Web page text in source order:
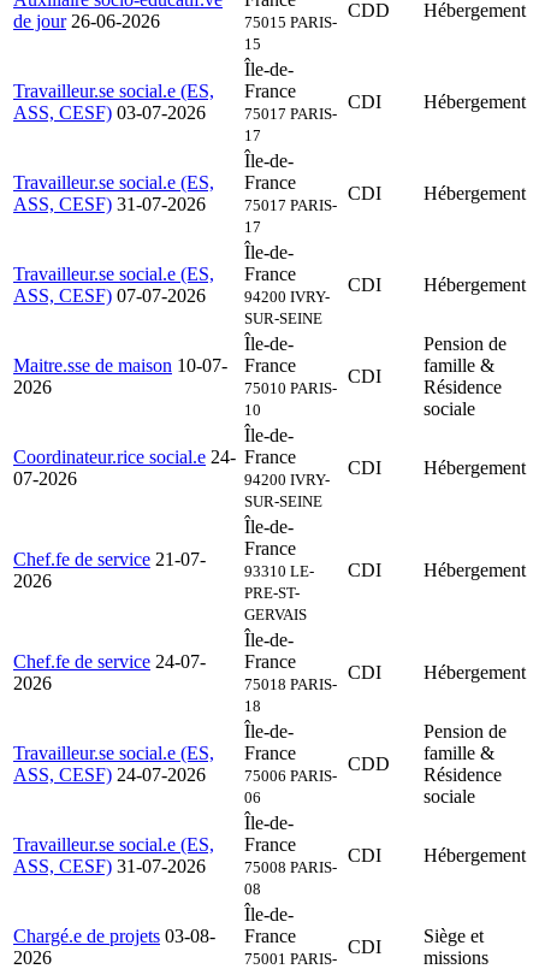
de jour 26-06-2026
75015 PARIS-
15
CDD Hébergement
Travailleur.se social.e (ES,
ASS, CESF) 03-07-2026
Île-de-
France
75017 PARIS-
17
CDI Hébergement
Travailleur.se social.e (ES,
ASS, CESF) 31-07-2026
Île-de-
France
75017 PARIS-
17
CDI Hébergement
Travailleur.se social.e (ES,
ASS, CESF) 07-07-2026
Île-de-
France
94200 IVRY-
SUR-SEINE
CDI Hébergement
Maitre.sse de maison 10-07-
2026
Île-de-
France
75010 PARIS-
10
CDI
Pension de
famille &
Résidence
sociale
Coordinateur.rice social.e 24-
07-2026
Île-de-
France
94200 IVRY-
SUR-SEINE
CDI Hébergement
Chef.fe de service 21-07-
2026
Île-de-
France
93310 LE-
PRE-ST-
GERVAIS
CDI Hébergement
Chef.fe de service 24-07-
2026
Île-de-
France
75018 PARIS-
18
CDI Hébergement
Travailleur.se social.e (ES,
ASS, CESF) 24-07-2026
Île-de-
France
75006 PARIS-
06
CDD
Pension de
famille &
Résidence
sociale
Travailleur.se social.e (ES,
ASS, CESF) 31-07-2026
Île-de-
France
75008 PARIS-
08
CDI Hébergement
Chargé.e de projets 03-08-
2026
Île-de-
France
75001 PARIS-
CDI
Siège et
missions